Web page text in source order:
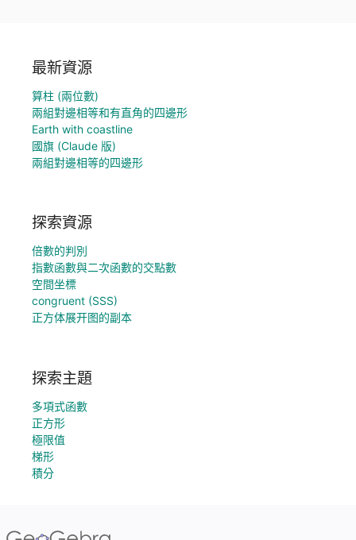
最新資源
算柱 (兩位數)
兩組對邊相等和有直角的四邊形
Earth with coastline
國旗 (Claude 版)
兩組對邊相等的四邊形
探索資源
倍數的判別
指數函數與二次函數的交點數
空間坐標
congruent (SSS)
正方体展开图的副本
探索主題
多項式函數
正方形
極限值
梯形
積分